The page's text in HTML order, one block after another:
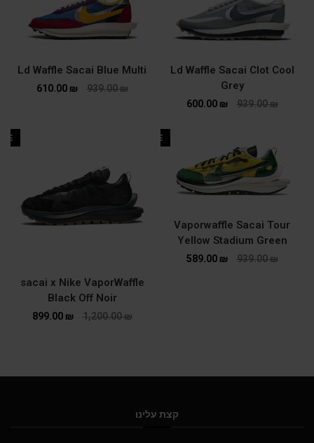
Ld Waffle Sacai Clot Cool
Grey
939.00₪
600.00 ₪
Ld Waffle Sacai Blue Multi
939.00₪
610.00 ₪
SALE
Vaporwaffle Sacai Tour
Yellow Stadium Green
939.00₪
589.00 ₪
sacai x Nike VaporWaffle
Black Off Noir
1,200.00₪
899.00 ₪
קצת עלינו